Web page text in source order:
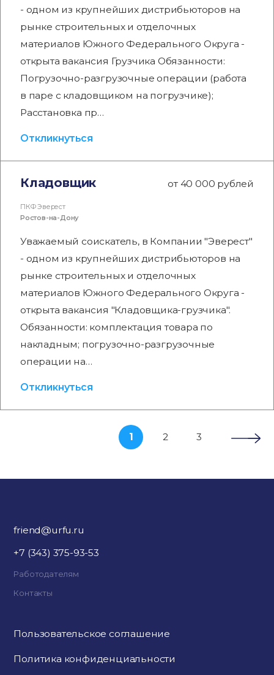
- одном из крупнейших дистрибьюторов на
рынке строительных и отделочных
материалов Южного Федерального Округа -
открыта вакансия Грузчика Обязанности:
Погрузочно-разгрузочные операции (работа
в паре с кладовщиком на погрузчике);
Расстановка пр…
Откликнуться
Кладовщик от 40 000 рублей
ПКФ Эверест
Ростов-на-Дону
Уважаемый соискатель, в Компании "Эверест"
- одном из крупнейших дистрибьюторов на
рынке строительных и отделочных
материалов Южного Федерального Округа -
открыта вакансия "Кладовщика-грузчика".
Обязанности: комплектация товара по
накладным; погрузочно-разгрузочные
операции на…
Откликнуться
1 2 3
friend@urfu.ru
+7 (343) 375-93-53
Работодателям
Контакты
Пользовательское соглашение
Политика конфиденциальности